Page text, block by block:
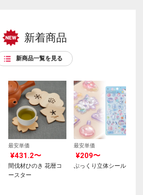
新着商品
新商品一覧を見る
最安単価
¥431.2〜
間伐材ひのき 花暦コ
ースター
最安単価
¥209〜
ぷっくり立体シール